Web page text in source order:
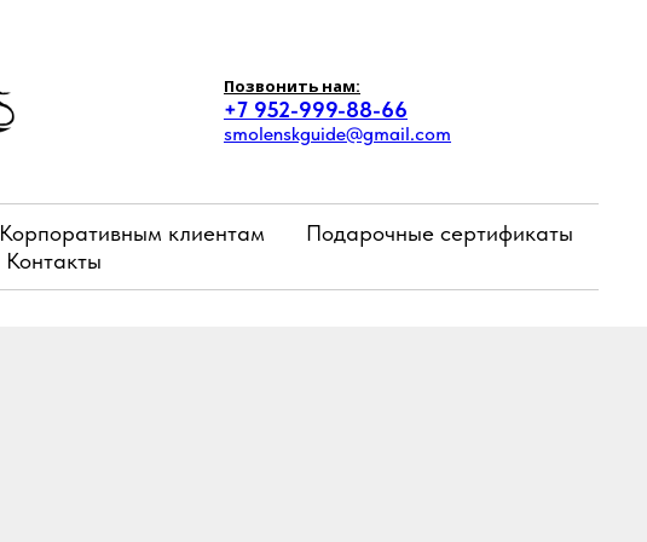
Позвонить нам:
+7 952-999-88-66
smolenskguide@gmail.com
Корпоративным клиентам
Подарочные сертификаты
Контакты